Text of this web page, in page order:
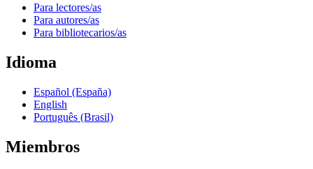
Para lectores/as
Para autores/as
Para bibliotecarios/as
Idioma
Español (España)
English
Português (Brasil)
Miembros